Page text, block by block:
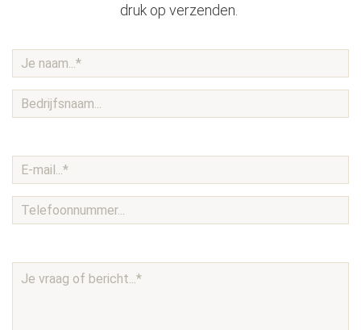
druk op verzenden.